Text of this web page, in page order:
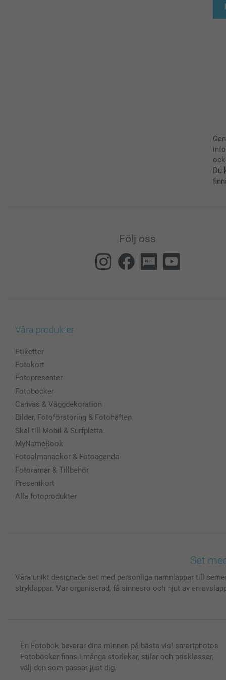
Du
Följ oss
Våra produkter
Etiketter
Fotokort
Fotopresenter
Fotoböcker
Canvas & Väggdekoration
Bilder, Fotoförstoring & Fotohäften
Skal till Mobil & Surfplatta
MyNameBook
Fotoalmanackor & Fotoagenda
Fotoramar & Tillbehör
Presentkort
Alla fotoprodukter
Set
Våra unikt designade set med personliga namnlappar till
stryklappar. Var organiserad, få sinnesro och njut av en
En Fotobok bevarar dina minnen på bästa vis! smartphotos
Fotoböcker finns i många storlekar, stilar och prisklasser,
välj den som passar just dig.